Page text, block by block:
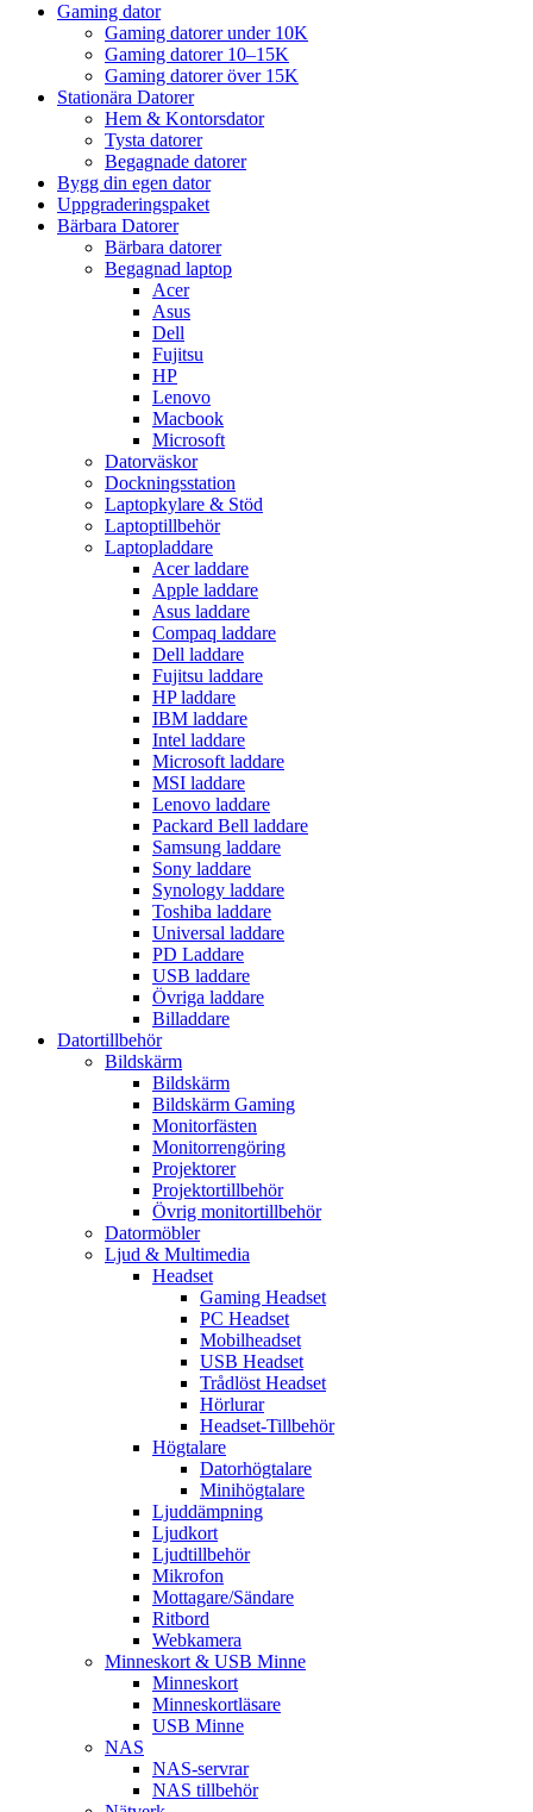
Gaming dator
Gaming datorer under 10K
Gaming datorer 10–15K
Gaming datorer över 15K
Stationära Datorer
Hem & Kontorsdator
Tysta datorer
Begagnade datorer
Bygg din egen dator
Uppgraderingspaket
Bärbara Datorer
Bärbara datorer
Begagnad laptop
Acer
Asus
Dell
Fujitsu
HP
Lenovo
Macbook
Microsoft
Datorväskor
Dockningsstation
Laptopkylare & Stöd
Laptoptillbehör
Laptopladdare
Acer laddare
Apple laddare
Asus laddare
Compaq laddare
Dell laddare
Fujitsu laddare
HP laddare
IBM laddare
Intel laddare
Microsoft laddare
MSI laddare
Lenovo laddare
Packard Bell laddare
Samsung laddare
Sony laddare
Synology laddare
Toshiba laddare
Universal laddare
PD Laddare
USB laddare
Övriga laddare
Billaddare
Datortillbehör
Bildskärm
Bildskärm
Bildskärm Gaming
Monitorfästen
Monitorrengöring
Projektorer
Projektortillbehör
Övrig monitortillbehör
Datormöbler
Ljud & Multimedia
Headset
Gaming Headset
PC Headset
Mobilheadset
USB Headset
Trådlöst Headset
Hörlurar
Headset-Tillbehör
Högtalare
Datorhögtalare
Minihögtalare
Ljuddämpning
Ljudkort
Ljudtillbehör
Mikrofon
Mottagare/Sändare
Ritbord
Webkamera
Minneskort & USB Minne
Minneskort
Minneskortläsare
USB Minne
NAS
NAS-servrar
NAS tillbehör